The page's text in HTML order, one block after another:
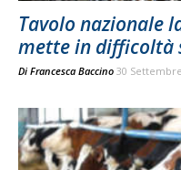
Tavolo nazionale
mette in difficoltà
Di Francesca Baccino 30